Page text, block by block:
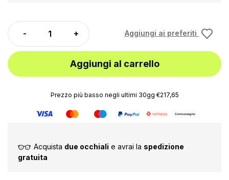
Aggiungi ai preferiti
Aggiungi al carrello
Prezzo più basso negli ultimi 30gg €217,65
Acquista due occhiali e avrai la spedizione
gratuita